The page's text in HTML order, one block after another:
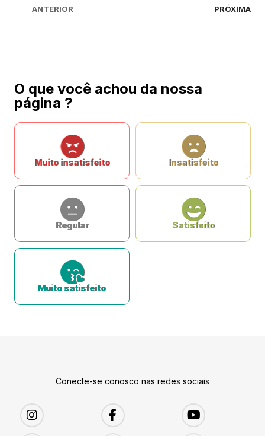
ANTERIOR PRÓXIMA
O que você achou da nossa
página ?
Muito insatisfeito Insatisfeito
Regular Satisfeito
Muito satisfeito
Conecte-se conosco nas redes sociais